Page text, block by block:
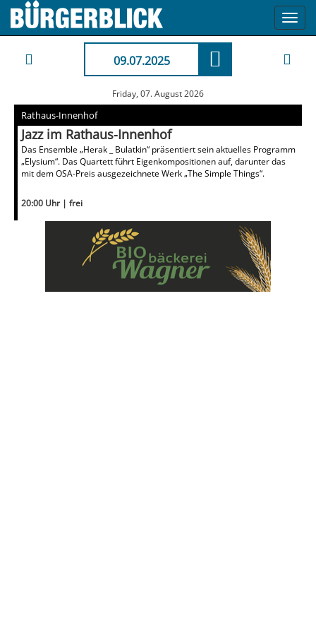
09.07.2025
Friday, 07. August 2026
Rathaus-Innenhof
Jazz im Rathaus-Innenhof
Das Ensemble „Herak _ Bulatkin“ präsentiert sein aktuelles Programm
„Elysium“. Das Quartett führt Eigenkompositionen auf, darunter das
mit dem OSA-Preis ausgezeichnete Werk „The Simple Things“.
20:00 Uhr | frei